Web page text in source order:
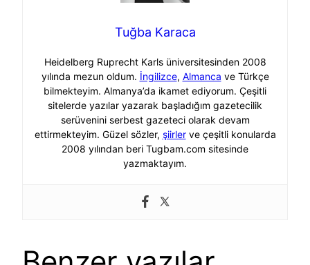
Tuğba Karaca
Heidelberg Ruprecht Karls üniversitesinden 2008
yılında mezun oldum. İngilizce, Almanca ve Türkçe
bilmekteyim. Almanya’da ikamet ediyorum. Çeşitli
sitelerde yazılar yazarak başladığım gazetecilik
serüvenini serbest gazeteci olarak devam
ettirmekteyim. Güzel sözler, şiirlerve çeşitli konularda
2008 yılından beri Tugbam.com sitesinde
yazmaktayım.